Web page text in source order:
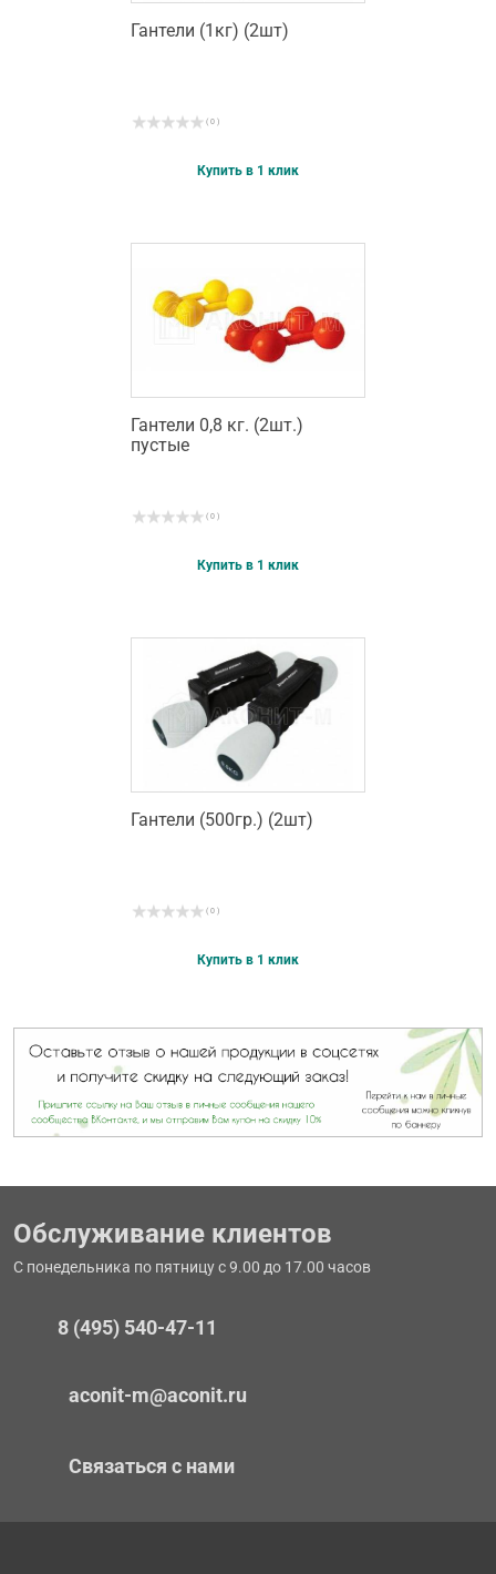
Гантели (1кг) (2шт)
( 0 )
Купить в 1 клик
Гантели 0,8 кг. (2шт.)
пустые
( 0 )
Купить в 1 клик
Гантели (500гр.) (2шт)
( 0 )
Купить в 1 клик
Обслуживание клиентов
С понедельника по пятницу с 9.00 до 17.00 часов
8 (495) 540-47-11
aconit-m@aconit.ru
Связаться с нами